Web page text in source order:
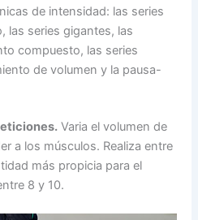
de intensidad: las series
las series gigantes, las
compuesto, las series
de volumen y la pausa-
Varia el volumen de
a los músculos. Realiza entre
más propicia para el
8 y 10.